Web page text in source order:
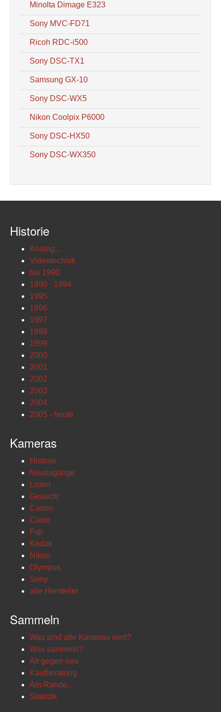
Minolta Dimage E323
Sony MVC-FD71
Ricoh RDC-i500
Sony DSC-TX1
Samsung GX-10
Sony DSC-WX5
Nikon Coolpix P6000
Sony DSC-HX50
Sony DSC-WX350
Historie
Analog...
Videotechnik
bis 1990
1990 - 1994
1995
1996
1997
1998
1999
2000
2001
2002
2003
2004
2005 - heute
Kameras
Historie
Neuzugänge
Listen
Gesucht
Canon
Casio
Fuji
Kodak
Nikon
Olympus
Sony
alle Hersteller
Sammeln
Was sind alte Kameras wert?
Was sammeln?
Alt gegen neu
Kaufberatung
Am Rande...
Statistik